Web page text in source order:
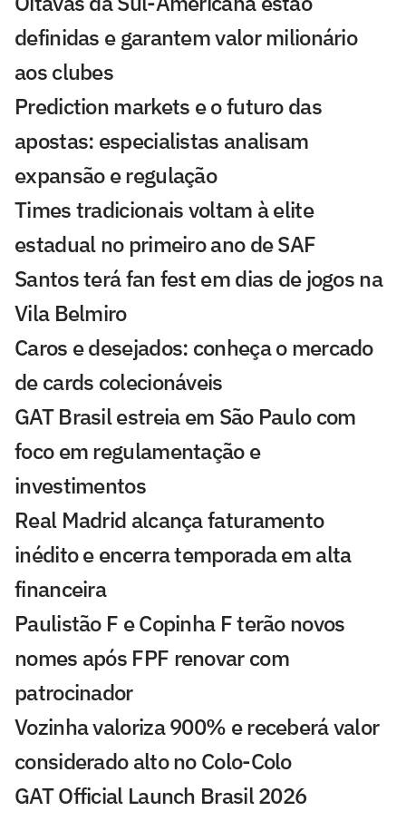
definidas e garantem valor milionário
aos clubes
Prediction markets e o futuro das
apostas: especialistas analisam
expansão e regulação
Times tradicionais voltam à elite
estadual no primeiro ano de SAF
Santos terá fan fest em dias de jogos na
Vila Belmiro
Caros e desejados: conheça o mercado
de cards colecionáveis
GAT Brasil estreia em São Paulo com
foco em regulamentação e
investimentos
Real Madrid alcança faturamento
inédito e encerra temporada em alta
financeira
Paulistão F e Copinha F terão novos
nomes após FPF renovar com
patrocinador
Vozinha valoriza 900% e receberá valor
considerado alto no Colo-Colo
GAT Official Launch Brasil 2026